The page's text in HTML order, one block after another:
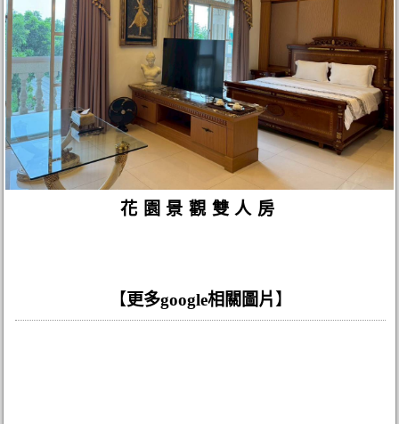
花園景觀雙人房
【 更多google相關圖片 】